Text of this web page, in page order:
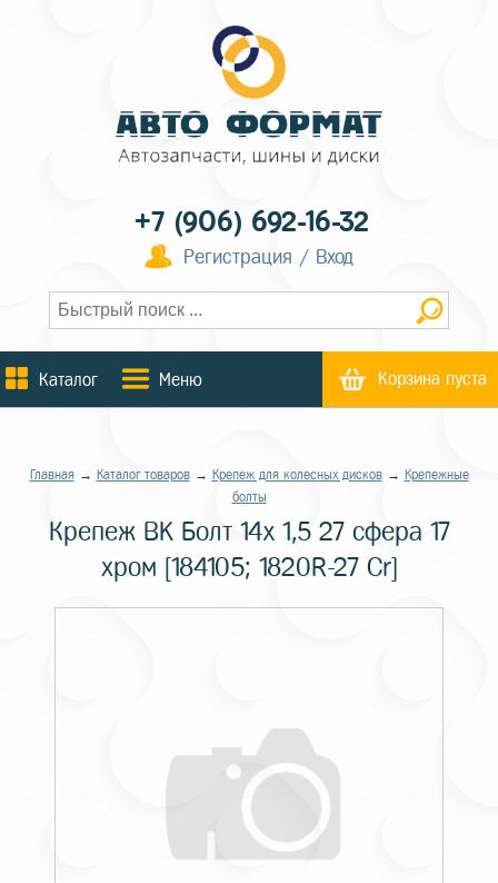
+7 (906) 692-16-32
Регистрация / Вход
Каталог Меню Корзина пуста
Главная→ Каталог товаров→ Крепеж для колесных дисков→ Крепежные
болты
Крепеж BK Болт 14x 1,5 27 сфера 17
хром [184105; 1820R-27 Cr]